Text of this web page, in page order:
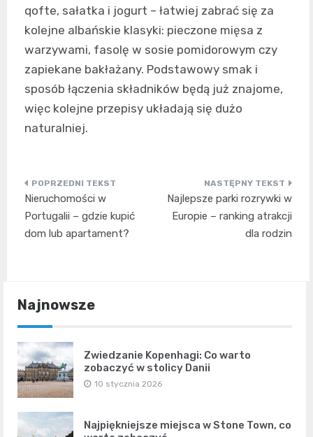
qofte, sałatka i jogurt – łatwiej zabrać się za
kolejne albańskie klasyki: pieczone mięsa z
warzywami, fasolę w sosie pomidorowym czy
zapiekane bakłażany. Podstawowy smak i
sposób łączenia składników będą już znajome,
więc kolejne przepisy układają się dużo
naturalniej.
Nawigacja
wpisu
Nieruchomości w
Portugalii – gdzie kupić
dom lub apartament?
Najlepsze parki rozrywki w
Europie – ranking atrakcji
dla rodzin
Najnowsze
Zwiedzanie Kopenhagi: Co warto
zobaczyć w stolicy Danii
10 stycznia 2026
Najpiękniejsze miejsca w Stone Town, co